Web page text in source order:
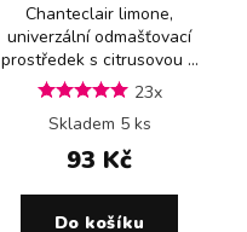
Chanteclair limone,
univerzální odmašťovací
prostředek s citrusovou ...
23x
Skladem 5 ks
93 Kč
Do košíku